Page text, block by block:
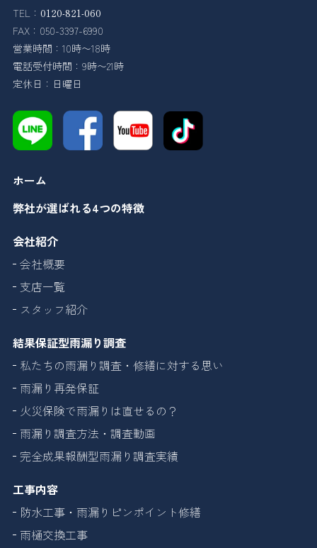
TEL： 0120-821-060
FAX：050-3397-6990
営業時間：10時〜18時
電話受付時間：9時〜21時
定休日：日曜日
ホーム
弊社が選ばれる4つの特徴
会社紹介
会社概要
支店一覧
スタッフ紹介
結果保証型雨漏り調査
私たちの雨漏り調査・修繕に対する思い
雨漏り再発保証
火災保険で雨漏りは直せるの？
雨漏り調査方法・調査動画
完全成果報酬型雨漏り調査実績
工事内容
防水工事・雨漏りピンポイント修繕
雨樋交換工事